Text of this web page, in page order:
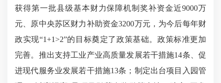
获得第一批县级基本财力保障机制奖补资金近9000万
元、原中央苏区财力补助资金3200万元，为今后每年财
政实现“1+1>2”的目标奠定了政策基础。政策标准更加
完善。推出支持工业产业高质量发展若干措施14条、促
进现代服务业发展若干措施13条；制定出台项目入园管